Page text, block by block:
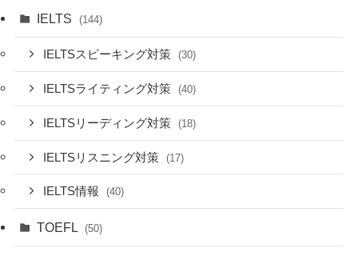
IELTS (144)
IELTSスピーキング対策 (30)
IELTSライティング対策 (40)
IELTSリーディング対策 (18)
IELTSリスニング対策 (17)
IELTS情報 (40)
TOEFL (50)